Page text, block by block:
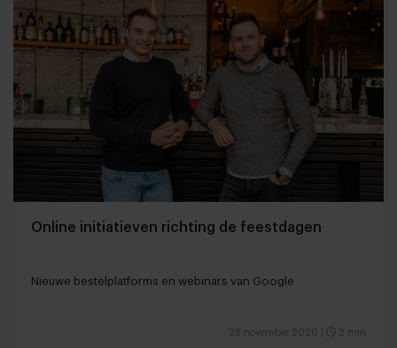
Online initiatieven richting de feestdagen
Nieuwe bestelplatforms en webinars van Google
28 november 2020 2 min